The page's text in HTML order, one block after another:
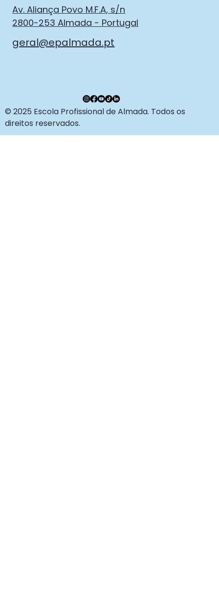
Av. Aliança Povo M.F.A, s/n
2800-253 Almada - Portugal
geral@epalmada.pt
© 2025 Escola Profissional de Almada. Todos os
direitos reservados.